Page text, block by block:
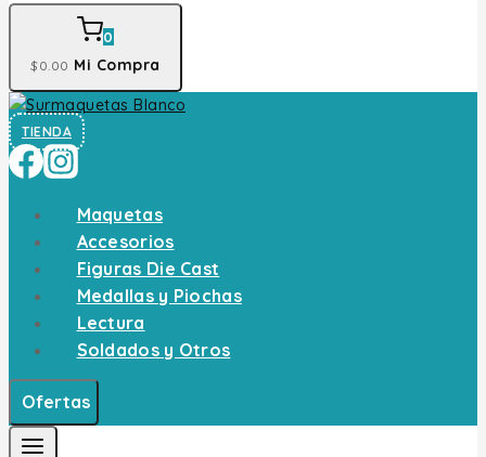
0
$0 .00 Mi Compra
TIENDA
Maquetas
Accesorios
Figuras Die Cast
Medallas y Piochas
Lectura
Soldados y Otros
Ofertas